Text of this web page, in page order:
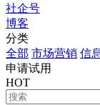
社企号
博客
分类
全部 市场营销 信
申请试用
HOT